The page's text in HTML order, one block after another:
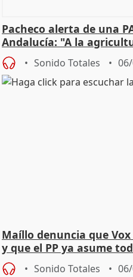
Pacheco alerta de una
Andalucía: "A la
Sonido Totales
Maíllo denuncia que
y que el PP ya asume
Sonido Totales